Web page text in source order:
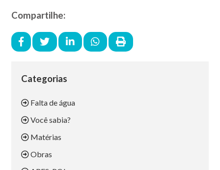
Compartilhe:
Categorias
Falta de água
Você sabia?
Matérias
Obras